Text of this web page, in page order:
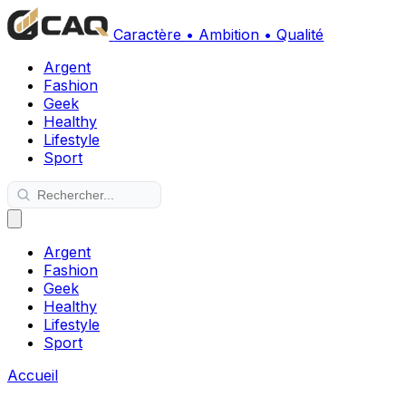
Caractère • Ambition • Qualité
Argent
Fashion
Geek
Healthy
Lifestyle
Sport
Argent
Fashion
Geek
Healthy
Lifestyle
Sport
Accueil